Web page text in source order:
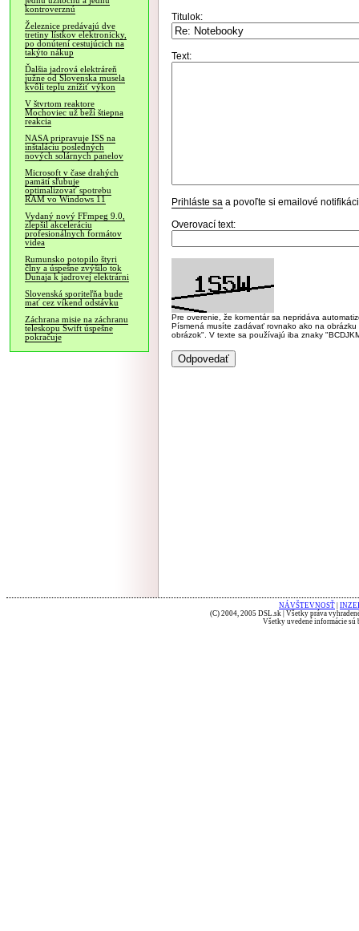
kontroverznú
Železnice predávajú dve
tretiny lístkov elektronicky,
po donútení cestujúcich na
takýto nákup
Ďalšia jadrová elektráreň
južne od Slovenska musela
kvôli teplu znížiť výkon
V štvrtom reaktore
Mochoviec už beží štiepna
reakcia
NASA pripravuje ISS na
inštaláciu posledných
nových solárnych panelov
Microsoft v čase drahých
pamätí sľubuje
optimalizovať spotrebu
RAM vo Windows 11
Vydaný nový FFmpeg 9.0,
zlepšil akceleráciu
profesionálnych formátov
videa
Rumunsko potopilo štyri
člny a úspešne zvýšilo tok
Dunaja k jadrovej elektrárni
Slovenská sporiteľňa bude
mať cez víkend odstávku
Záchrana misie na záchranu
teleskopu Swift úspešne
pokračuje
Titulok:
Text:
Prihláste sa a povoľte si emailové
Overovací text:
Pre overenie, že komentár sa nepridáva
Písmená musíte zadávať rovnako ako na
obrázok". V texte sa používajú iba znaky
NÁVŠTEVNOSŤ
(C) 2004, 2005 DSL.sk | Všetky práva
Všetky uvedené informácie sú